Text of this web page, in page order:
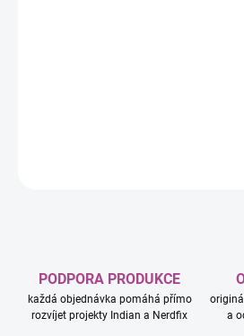
PODPORA PRODUKCE
každá objednávka pomáhá přímo
rozvíjet projekty Indian a Nerdfix
a